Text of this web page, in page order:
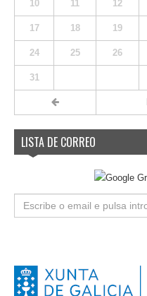
10 11 12
17 18 19
24 25 26
31
LISTA DE CORREO